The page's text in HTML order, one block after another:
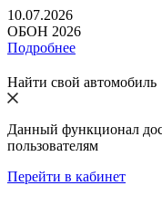
10.07.2026
ОБОН 2026
Подробнее
Найти свой автомобиль
Данный функционал
пользователям
Перейти в кабинет